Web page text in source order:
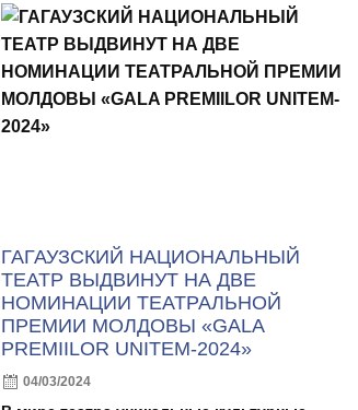
ГАГАУЗСКИЙ НАЦИОНАЛЬНЫЙ
ТЕАТР ВЫДВИНУТ НА ДВЕ
НОМИНАЦИИ ТЕАТРАЛЬНОЙ
ПРЕМИИ МОЛДОВЫ «GALA
PREMIILOR UNITEM-2024»
04/03/2024